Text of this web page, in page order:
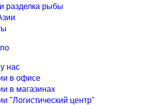
разделка рыбы
нас
в офисе
в магазинах
"Логистический центр"